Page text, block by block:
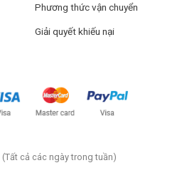
Phương thức vận chuyển
Giải quyết khiếu nại
(Tất cả các ngày trong tuần)